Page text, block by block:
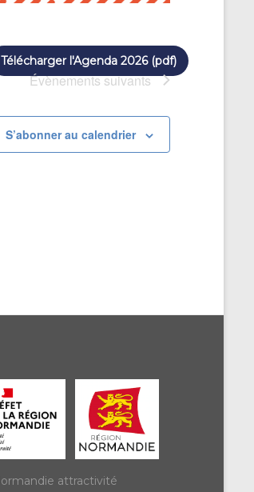
Télécharger l'Agenda 2026 (pdf)
Évènementssuivants
S’abonner au calendrier